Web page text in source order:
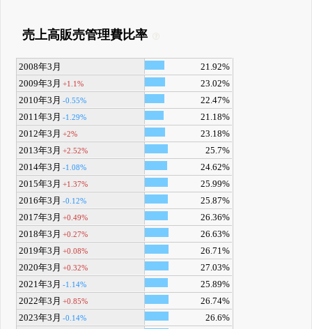
売上高販売管理費比率
2008年3月
21.92%
2009年3月 +1.1%
23.02%
2010年3月 -0.55%
22.47%
2011年3月 -1.29%
21.18%
2012年3月 +2%
23.18%
2013年3月 +2.52%
25.7%
2014年3月 -1.08%
24.62%
2015年3月 +1.37%
25.99%
2016年3月 -0.12%
25.87%
2017年3月 +0.49%
26.36%
2018年3月 +0.27%
26.63%
2019年3月 +0.08%
26.71%
2020年3月 +0.32%
27.03%
2021年3月 -1.14%
25.89%
2022年3月 +0.85%
26.74%
2023年3月 -0.14%
26.6%